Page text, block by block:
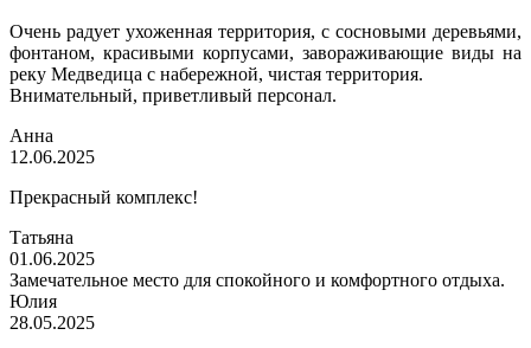
Очень радует ухоженная территория, с сосновыми деревьями,
фонтаном, красивыми корпусами, завораживающие виды на
реку Медведица с набережной, чистая территория.
Внимательный, приветливый персонал.
Анна
12.06.2025
Прекрасный комплекс!
Татьяна
01.06.2025
Замечательное место для спокойного и комфортного отдыха.
Юлия
28.05.2025